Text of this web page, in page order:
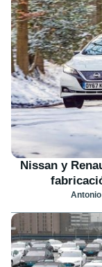
Nissan y